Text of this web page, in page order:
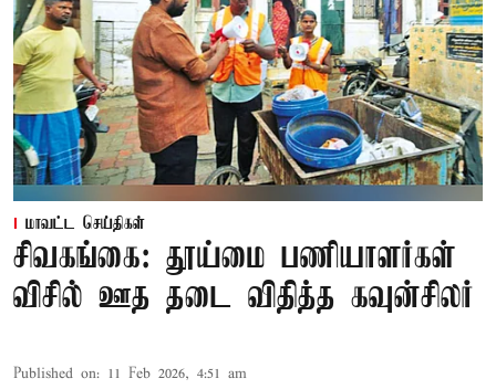
மாவட்ட செய்திகள்
சிவகங்கை: தூய்மை பணியாளர்கள்
விசில் ஊத தடை விதித்த கவுன்சிலர்
Published on: 11 Feb 2026, 4:51 am